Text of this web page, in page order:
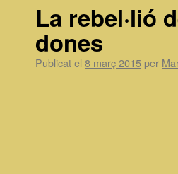
La rebel·lió
dones
Publicat el 8 març 2015 per